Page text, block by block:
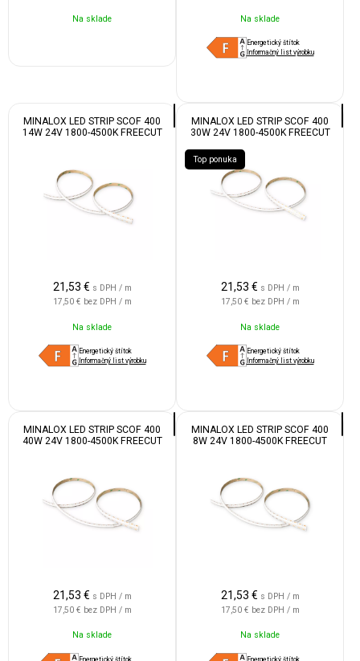
Na sklade Na sklade
Energetický štítok
Informačný list výrobku
MINALOX LED STRIP SCOF 400
14W 24V 1800-4500K FREECUT
21,53 € s DPH / m
17,50 € bez DPH / m
Na sklade
Energetický štítok
Informačný list výrobku
MINALOX LED STRIP SCOF 400
30W 24V 1800-4500K FREECUT
Top ponuka
21,53 € s DPH / m
17,50 € bez DPH / m
Na sklade
Energetický štítok
Informačný list výrobku
MINALOX LED STRIP SCOF 400
40W 24V 1800-4500K FREECUT
21,53 € s DPH / m
17,50 € bez DPH / m
Na sklade
Energetický štítok
MINALOX LED STRIP SCOF 400
8W 24V 1800-4500K FREECUT
21,53 € s DPH / m
17,50 € bez DPH / m
Na sklade
Energetický štítok